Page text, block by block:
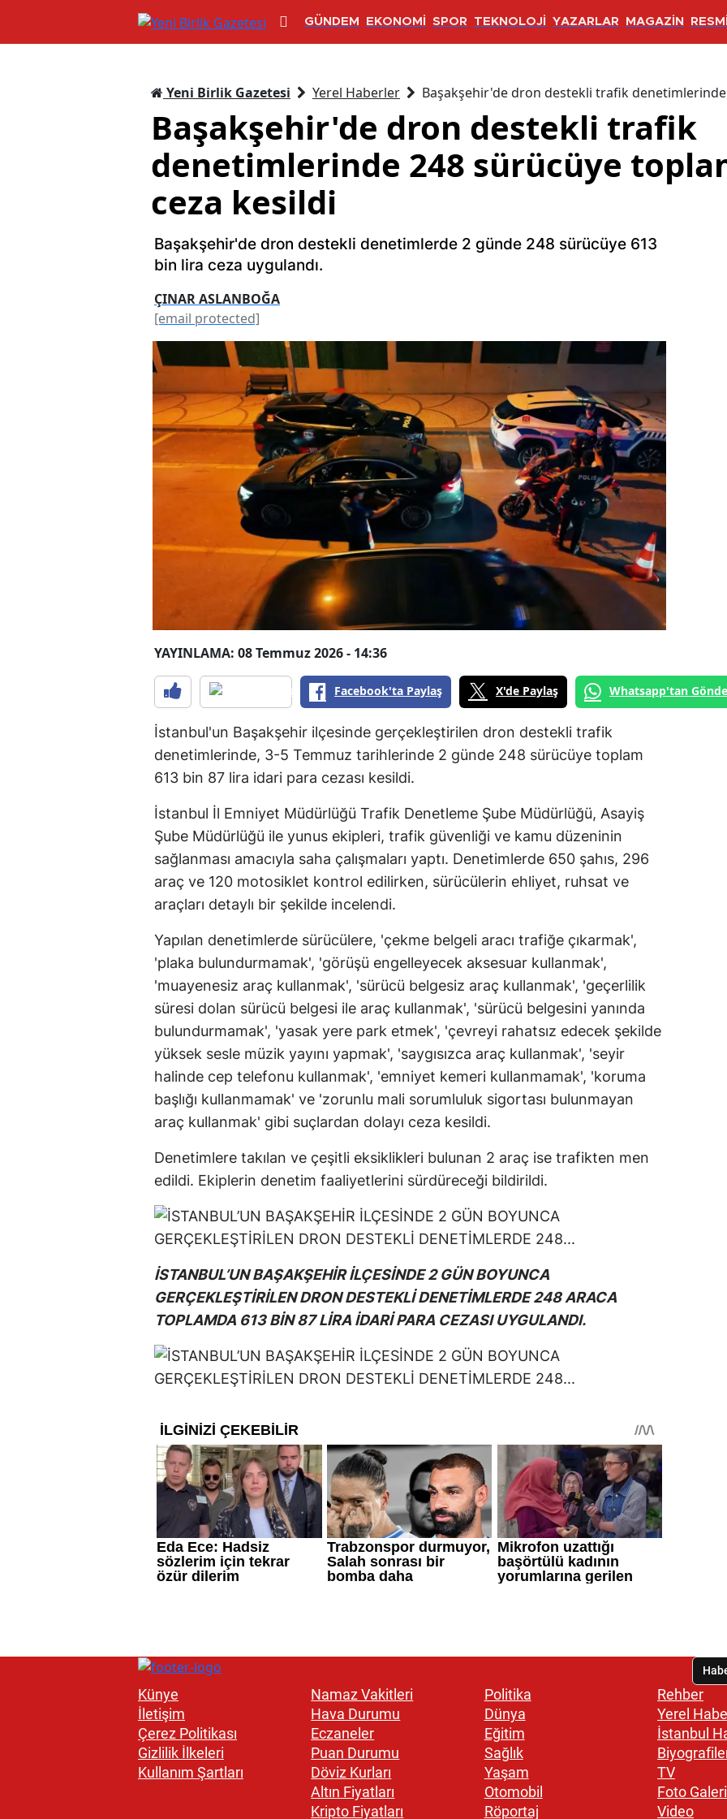
GÜNDEM EKONOMİ SPOR TEKNOLOJİ YAZARLAR MAGAZİN
Yeni Birlik Gazetesi Yerel Haberler Başakşehir'de dron destekli trafik
Başakşehir'de dron destekli trafik
denetimlerinde 248 sürücüye
ceza kesildi
Başakşehir'de dron destekli denetimlerde 2 günde 248 sürücüye 613
bin lira ceza uygulandı.
ÇINAR ASLANBOĞA
[email protected]
YAYINLAMA: 08 Temmuz 2026 - 14:36
Facebook'ta Paylaş X'de Paylaş Whatsapp'tan
İstanbul'un Başakşehir ilçesinde gerçekleştirilen dron destekli trafik
denetimlerinde, 3-5 Temmuz tarihlerinde 2 günde 248 sürücüye toplam
613 bin 87 lira idari para cezası kesildi.
İstanbul İl Emniyet Müdürlüğü Trafik Denetleme Şube Müdürlüğü, Asayiş
Şube Müdürlüğü ile yunus ekipleri, trafik güvenliği ve kamu düzeninin
sağlanması amacıyla saha çalışmaları yaptı. Denetimlerde 650 şahıs, 296
araç ve 120 motosiklet kontrol edilirken, sürücülerin ehliyet, ruhsat ve
araçları detaylı bir şekilde incelendi.
Yapılan denetimlerde sürücülere, 'çekme belgeli aracı trafiğe çıkarmak',
'plaka bulundurmamak', 'görüşü engelleyecek aksesuar kullanmak',
'muayenesiz araç kullanmak', 'sürücü belgesiz araç kullanmak', 'geçerlilik
süresi dolan sürücü belgesi ile araç kullanmak', 'sürücü belgesini yanında
bulundurmamak', 'yasak yere park etmek', 'çevreyi rahatsız edecek şekilde
yüksek sesle müzik yayını yapmak', 'saygısızca araç kullanmak', 'seyir
halinde cep telefonu kullanmak', 'emniyet kemeri kullanmamak', 'koruma
başlığı kullanmamak' ve 'zorunlu mali sorumluluk sigortası bulunmayan
araç kullanmak' gibi suçlardan dolayı ceza kesildi.
Denetimlere takılan ve çeşitli eksiklikleri bulunan 2 araç ise trafikten men
edildi. Ekiplerin denetim faaliyetlerini sürdüreceği bildirildi.
İSTANBUL’UN BAŞAKŞEHİR İLÇESİNDE 2 GÜN BOYUNCA
GERÇEKLEŞTİRİLEN DRON DESTEKLİ DENETİMLERDE 248 ARACA
TOPLAMDA 613 BİN 87 LİRA İDARİ PARA CEZASI UYGULANDI.
Künye
İletişim
Çerez Politikası
Gizlilik İlkeleri
Kullanım Şartları
Namaz Vakitleri
Hava Durumu
Eczaneler
Puan Durumu
Döviz Kurları
Altın Fiyatları
Kripto Fiyatları
Politika
Dünya
Eğitim
Sağlık
Yaşam
Otomobil
Röportaj
Rehber
Yerel
İstanbul
TV
Foto Galeri
Video